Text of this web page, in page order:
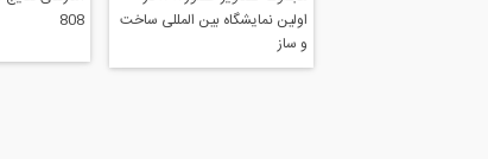
اولین نمایشگاه بین المللی ساخت
808